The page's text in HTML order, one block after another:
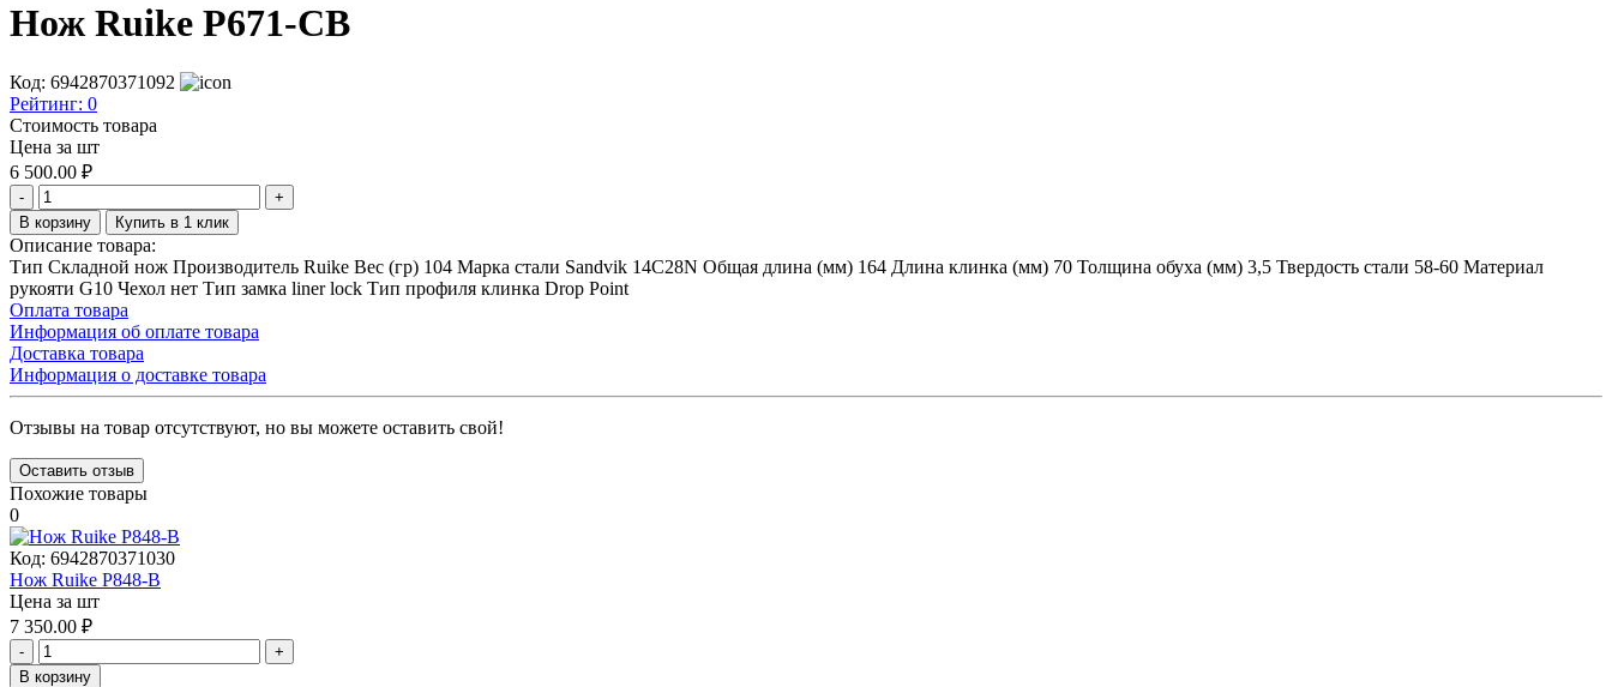
Нож Ruike P671-CB
Код: 6942870371092
Рейтинг: 0
Стоимость товара
Цена за шт
6 500.00 ₽
-
+
В корзину
Купить в 1 клик
Описание товара:
Тип Складной нож Производитель Ruike Вес (гр) 104 Марка стали Sandvik 14C28N Общая длина (мм) 164 Длина клинка (мм) 70 Толщина обуха (мм) 3,5 Твердость стали 58-60 Материал
рукояти G10 Чехол нет Тип замка liner lock Тип профиля клинка Drop Point
Оплата товара
Информация об оплате товара
Доставка товара
Информация о доставке товара
Отзывы на товар отсутствуют, но вы можете оставить свой!
Оставить отзыв
Похожие товары
0
Код: 6942870371030
Нож Ruike P848-B
Цена за шт
7 350.00 ₽
-
+
В корзину